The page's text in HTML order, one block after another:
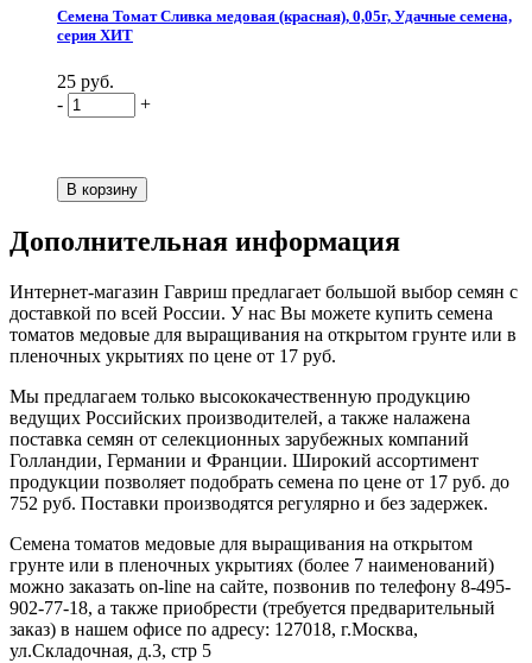
Семена Томат Сливка медовая (красная), 0,05г, Удачные семена,
серия ХИТ
25 руб.
-
+
Дополнительная информация
Интернет-магазин Гавриш предлагает большой выбор семян с
доставкой по всей России. У нас Вы можете купить семена
томатов медовые для выращивания на открытом грунте или в
пленочных укрытиях по цене от 17 руб.
Мы предлагаем только высококачественную продукцию
ведущих Российских производителей, а также налажена
поставка семян от селекционных зарубежных компаний
Голландии, Германии и Франции. Широкий ассортимент
продукции позволяет подобрать семена по цене от 17 руб. до
752 руб. Поставки производятся регулярно и без задержек.
Семена томатов медовые для выращивания на открытом
грунте или в пленочных укрытиях (более 7 наименований)
можно заказать on-line на сайте, позвонив по телефону 8-495-
902-77-18, а также приобрести (требуется предварительный
заказ) в нашем офисе по адресу: 127018, г.Москва,
ул.Складочная, д.3, стр 5